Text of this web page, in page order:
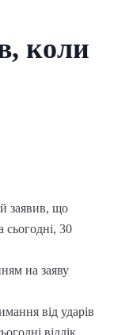
коли
заявив, що
сьогодні, 30
на заяву
від ударів
відлік